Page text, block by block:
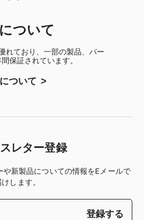
ついて
れており、一部の製品、パー
保証されています。
ついて
レター登録
新製品についての情報をEメールで
します。
登録する